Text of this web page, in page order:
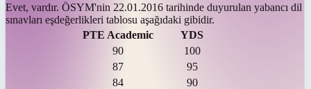
Evet, vardır. ÖSYM'nin 22.01.2016 tarihinde duyurulan yabancı dil
sınavları eşdeğerlikleri tablosu aşağıdaki gibidir.
PTE Academic
YDS
90
100
87
95
84
90